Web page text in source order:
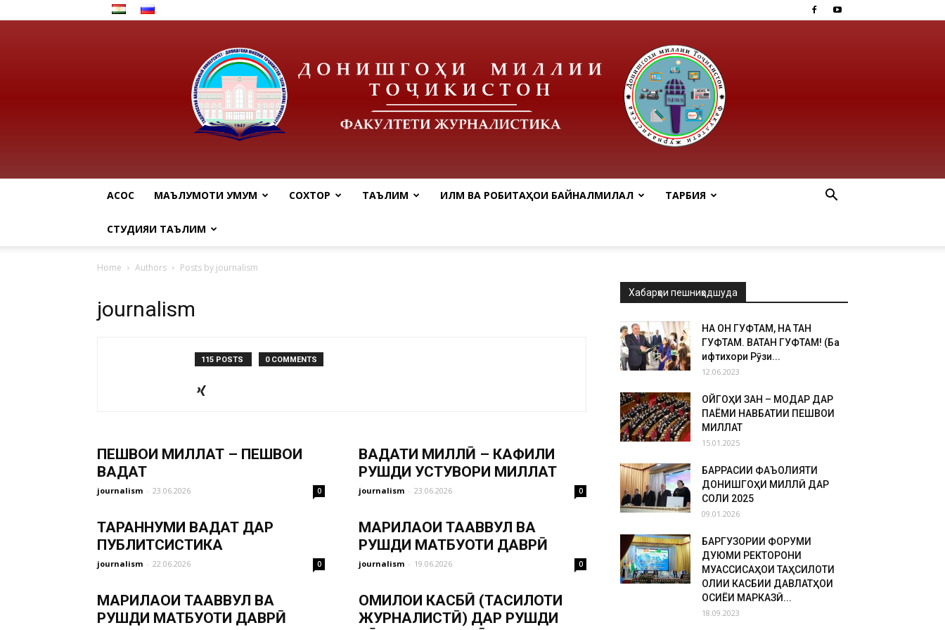
АСОСӢ МАЪЛУМОТИ УМУМӢ СОХТОР ТАЪЛИМ ИЛМ ВА РОБИТАҲОИ БАЙНАЛМИЛАЛӢ ТАРБИЯ
СТУДИЯИ ТАЪЛИМӢ
Home Authors Posts by journalism
journalism
115 POSTS 0 COMMENTS
ПЕШВОИ МИЛЛАТ – ПЕШВОИ
ВАҲДАТ
journalism - 23.06.2026 0
ВАҲДАТИ МИЛЛӢ – КАФИЛИ
РУШДИ УСТУВОРИ МИЛЛАТ
journalism - 23.06.2026 0
ТАРАННУМИ ВАҲДАТ ДАР
ПУБЛИТСИСТИКА
journalism - 22.06.2026 0
МАРҲИЛАҲОИ ТАҲАВВУЛ ВА
РУШДИ МАТБУОТИ ДАВРӢ
journalism - 19.06.2026 0
МАРҲИЛАҲОИ ТАҲАВВУЛ ВА
РУШДИ МАТБУОТИ ДАВРӢ
ОМИЛҲОИ КАСБӢ (ТАҲСИЛОТИ
ЖУРНАЛИСТӢ) ДАР РУШДИ
Хабарҳои пешниҳодшуда
НА ҶОН ГУФТАМ, НА ТАН
ГУФТАМ. ВАТАН ГУФТАМ! (Ба
ифтихори Рӯзи...
12.06.2023
ҶОЙГОҲИ ЗАН – МОДАР ДАР
ПАЁМИ НАВБАТИИ ПЕШВОИ
МИЛЛАТ
15.01.2025
БАРРАСИИ ФАЪОЛИЯТИ
ДОНИШГОҲИ МИЛЛӢ ДАР
СОЛИ 2025
09.01.2026
БАРГУЗОРИИ ФОРУМИ
ДУЮМИ РЕКТОРОНИ
МУАССИСАҲОИ ТАҲСИЛОТИ
ОЛИИ КАСБИИ ДАВЛАТҲОИ
ОСИЁИ МАРКАЗӢ...
18.09.2023